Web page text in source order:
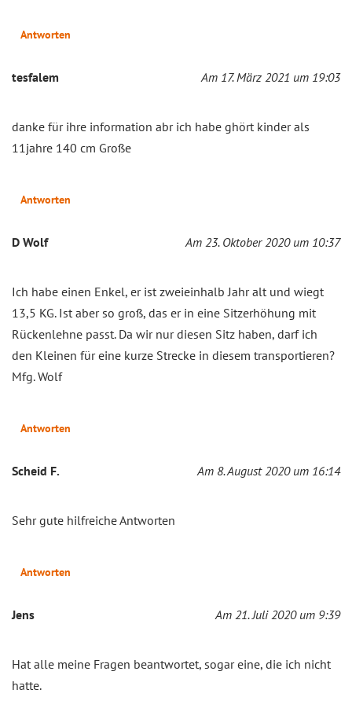
Antworten
tesfalem Am 17. März 2021 um 19:03
danke für ihre information abr ich habe ghört kinder als
11jahre 140 cm Große
Antworten
D Wolf Am 23. Oktober 2020 um 10:37
Ich habe einen Enkel, er ist zweieinhalb Jahr alt und wiegt
13,5 KG. Ist aber so groß, das er in eine Sitzerhöhung mit
Rückenlehne passt. Da wir nur diesen Sitz haben, darf ich
den Kleinen für eine kurze Strecke in diesem transportieren?
Mfg. Wolf
Antworten
Scheid F. Am 8. August 2020 um 16:14
Sehr gute hilfreiche Antworten
Antworten
Jens Am 21. Juli 2020 um 9:39
Hat alle meine Fragen beantwortet, sogar eine, die ich nicht
hatte.